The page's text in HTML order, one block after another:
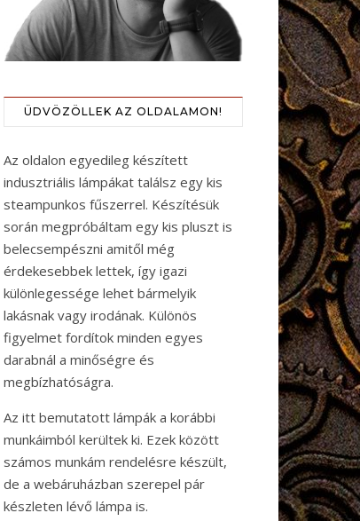
ÜDVÖZÖLLEK AZ OLDALAMON!
Az oldalon egyedileg készített
indusztriális lámpákat találsz egy kis
steampunkos fűszerrel. Készítésük
során megpróbáltam egy kis pluszt is
belecsempészni amitől még
érdekesebbek lettek, így igazi
különlegessége lehet bármelyik
lakásnak vagy irodának. Különös
figyelmet fordítok minden egyes
darabnál a minőségre és
megbízhatóságra.
Az itt bemutatott lámpák a korábbi
munkáimból kerültek ki. Ezek között
számos munkám rendelésre készült,
de a webáruházban szerepel pár
készleten lévő lámpa is.